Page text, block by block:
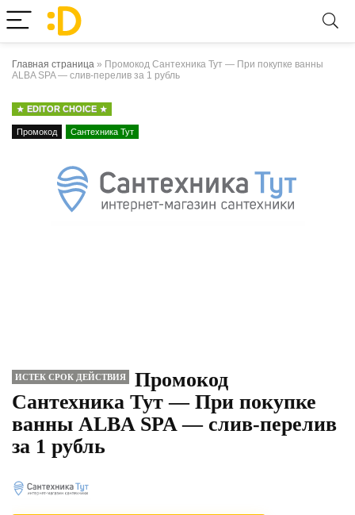
Главная страница » Промокод Сантехника Тут — При покупке ванны
ALBA SPA — слив-перелив за 1 рубль
EDITOR CHOICE
Промокод Сантехника Тут
ИСТЕК СРОК ДЕЙСТВИЯ
Промокод
Сантехника Тут — При покупке
ванны ALBA SPA — слив-перелив
за 1 рубль